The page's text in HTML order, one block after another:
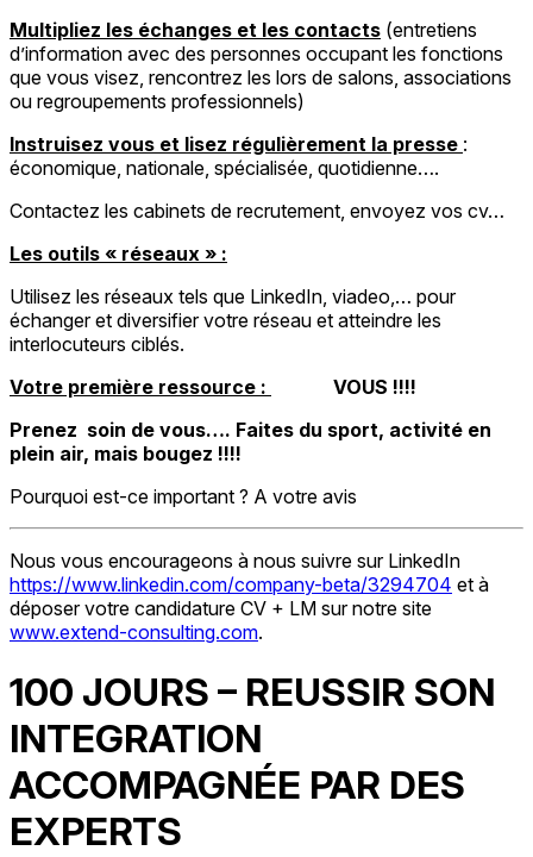
Multipliez les échanges et les contacts (entretiens
d’information avec des personnes occupant les fonctions
que vous visez, rencontrez les lors de salons, associations
ou regroupements professionnels)
Instruisez vous et lisez régulièrement la presse :
économique, nationale, spécialisée, quotidienne….
Contactez les cabinets de recrutement, envoyez vos cv…
Les outils « réseaux » :
Utilisez les réseaux tels que LinkedIn, viadeo,… pour
échanger et diversifier votre réseau et atteindre les
interlocuteurs ciblés.
Votre première ressource :
VOUS !!!!
Prenez soin de vous…. Faites du sport, activité en
plein air, mais bougez !!!!
Pourquoi est-ce important ? A votre avis
Nous vous encourageons à nous suivre sur LinkedIn
https://www.linkedin.com/company-beta/3294704 et à
déposer votre candidature CV + LM sur notre site
www.extend-consulting.com.
100 JOURS – REUSSIR SON
INTEGRATION
ACCOMPAGNÉE PAR DES
EXPERTS